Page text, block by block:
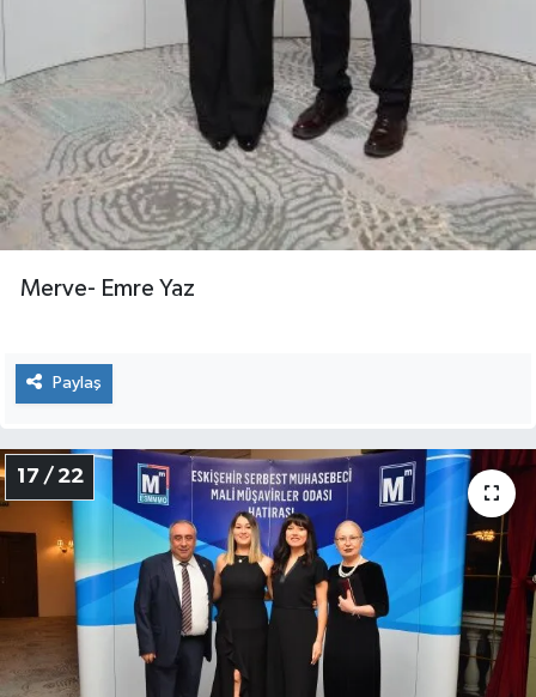
Merve- Emre Yaz
Paylaş
17 / 22